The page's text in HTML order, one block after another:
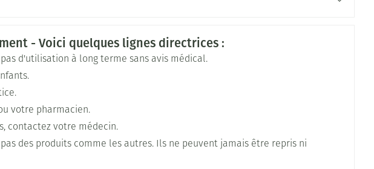
mm
mm
sécurité
- Voici quelques lignes directrices :
d'utilisation à long terme sans avis médical.
votre pharmacien.
contactez votre médecin.
des produits comme les autres. Ils ne peuvent jamais être repris ni